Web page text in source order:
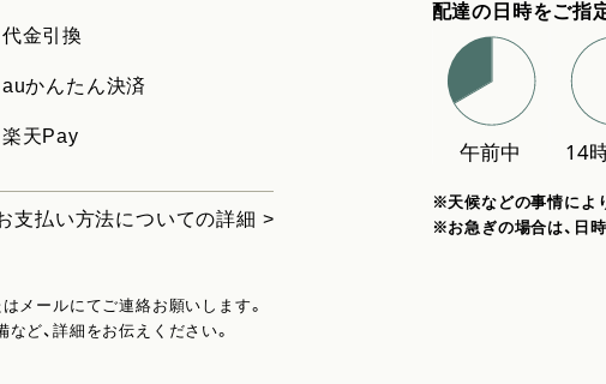
代金引換
auかんたん決済
楽天Pay
支払い方法についての詳細 >
メールにてご連絡お願いします。
ど、詳細をお伝えください。
配達の日時をご指
※天候などの事情によ
※お急ぎの場合は、日